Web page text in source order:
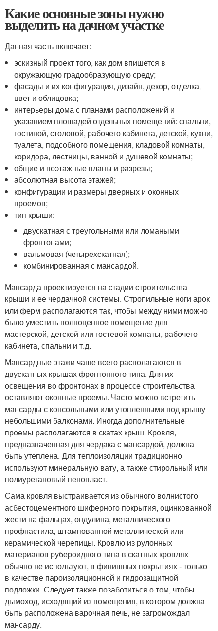
Какие основные зоны нужно
выделить на дачном участке
Данная часть включает:
эскизный проект того, как дом впишется в
окружающую градообразующую среду;
фасады и их конфигурация, дизайн, декор, отделка,
цвет и облицовка;
интерьеры дома с планами расположений и
указанием площадей отдельных помещений: спальни,
гостиной, столовой, рабочего кабинета, детской, кухни,
туалета, подсобного помещения, кладовой комнаты,
коридора, лестницы, ванной и душевой комнаты;
общие и поэтажные планы и разрезы;
абсолютная высота этажей;
конфигурации и размеры дверных и оконных
проемов;
тип крыши:
двускатная с треугольными или ломаными
фронтонами;
вальмовая (четырехскатная);
комбинированная с мансардой.
Мансарда проектируется на стадии строительства
крыши и ее чердачной системы. Стропильные ноги арок
или ферм располагаются так, чтобы между ними можно
было уместить полноценное помещение для
мастерской, детской или гостевой комнаты, рабочего
кабинета, спальни и т.д.
Мансардные этажи чаще всего располагаются в
двускатных крышах фронтонного типа. Для их
освещения во фронтонах в процессе строительства
оставляют оконные проемы. Часто можно встретить
мансарды с консольными или утопленными под крышу
небольшими балконами. Иногда дополнительные
проемы располагаются в скатах крыш. Кровля,
предназначенная для чердака с мансардой, должна
быть утеплена. Для теплоизоляции традиционно
используют минеральную вату, а также стирольный или
полиуретановый пенопласт.
Сама кровля выстраивается из обычного волнистого
асбестоцементного шиферного покрытия, оцинкованной
жести на фальцах, ондулина, металлического
профнастила, штампованной металлической или
керамической черепицы. Кровлю из рулонных
материалов рубероидного типа в скатных кровлях
обычно не используют, в финишных покрытиях - только
в качестве пароизоляционной и гидрозащитной
подложки. Следует также позаботиться о том, чтобы
дымоход, исходящий из помещения, в котором должна
быть расположена варочная печь, не загромождал
мансарду.